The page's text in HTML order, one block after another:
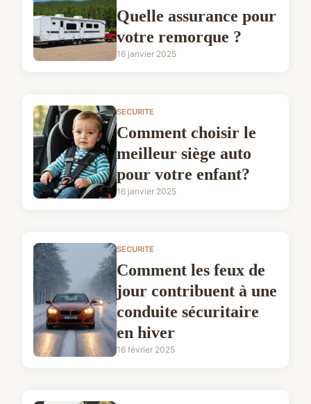
Quelle assurance pour
votre remorque ?
16 janvier 2025
SECURITE
Comment choisir le
meilleur siège auto
pour votre enfant?
16 janvier 2025
SECURITE
Comment les feux de
jour contribuent à une
conduite sécuritaire
en hiver
16 février 2025